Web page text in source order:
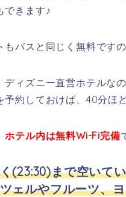
できます♪
もバスと同じく無料です
ディズニー直営ホテルな
予約しておけば、40分ほ
ホテル内は無料Wi-Fi完備
(23:30)まで空いて
ェルやフルーツ、